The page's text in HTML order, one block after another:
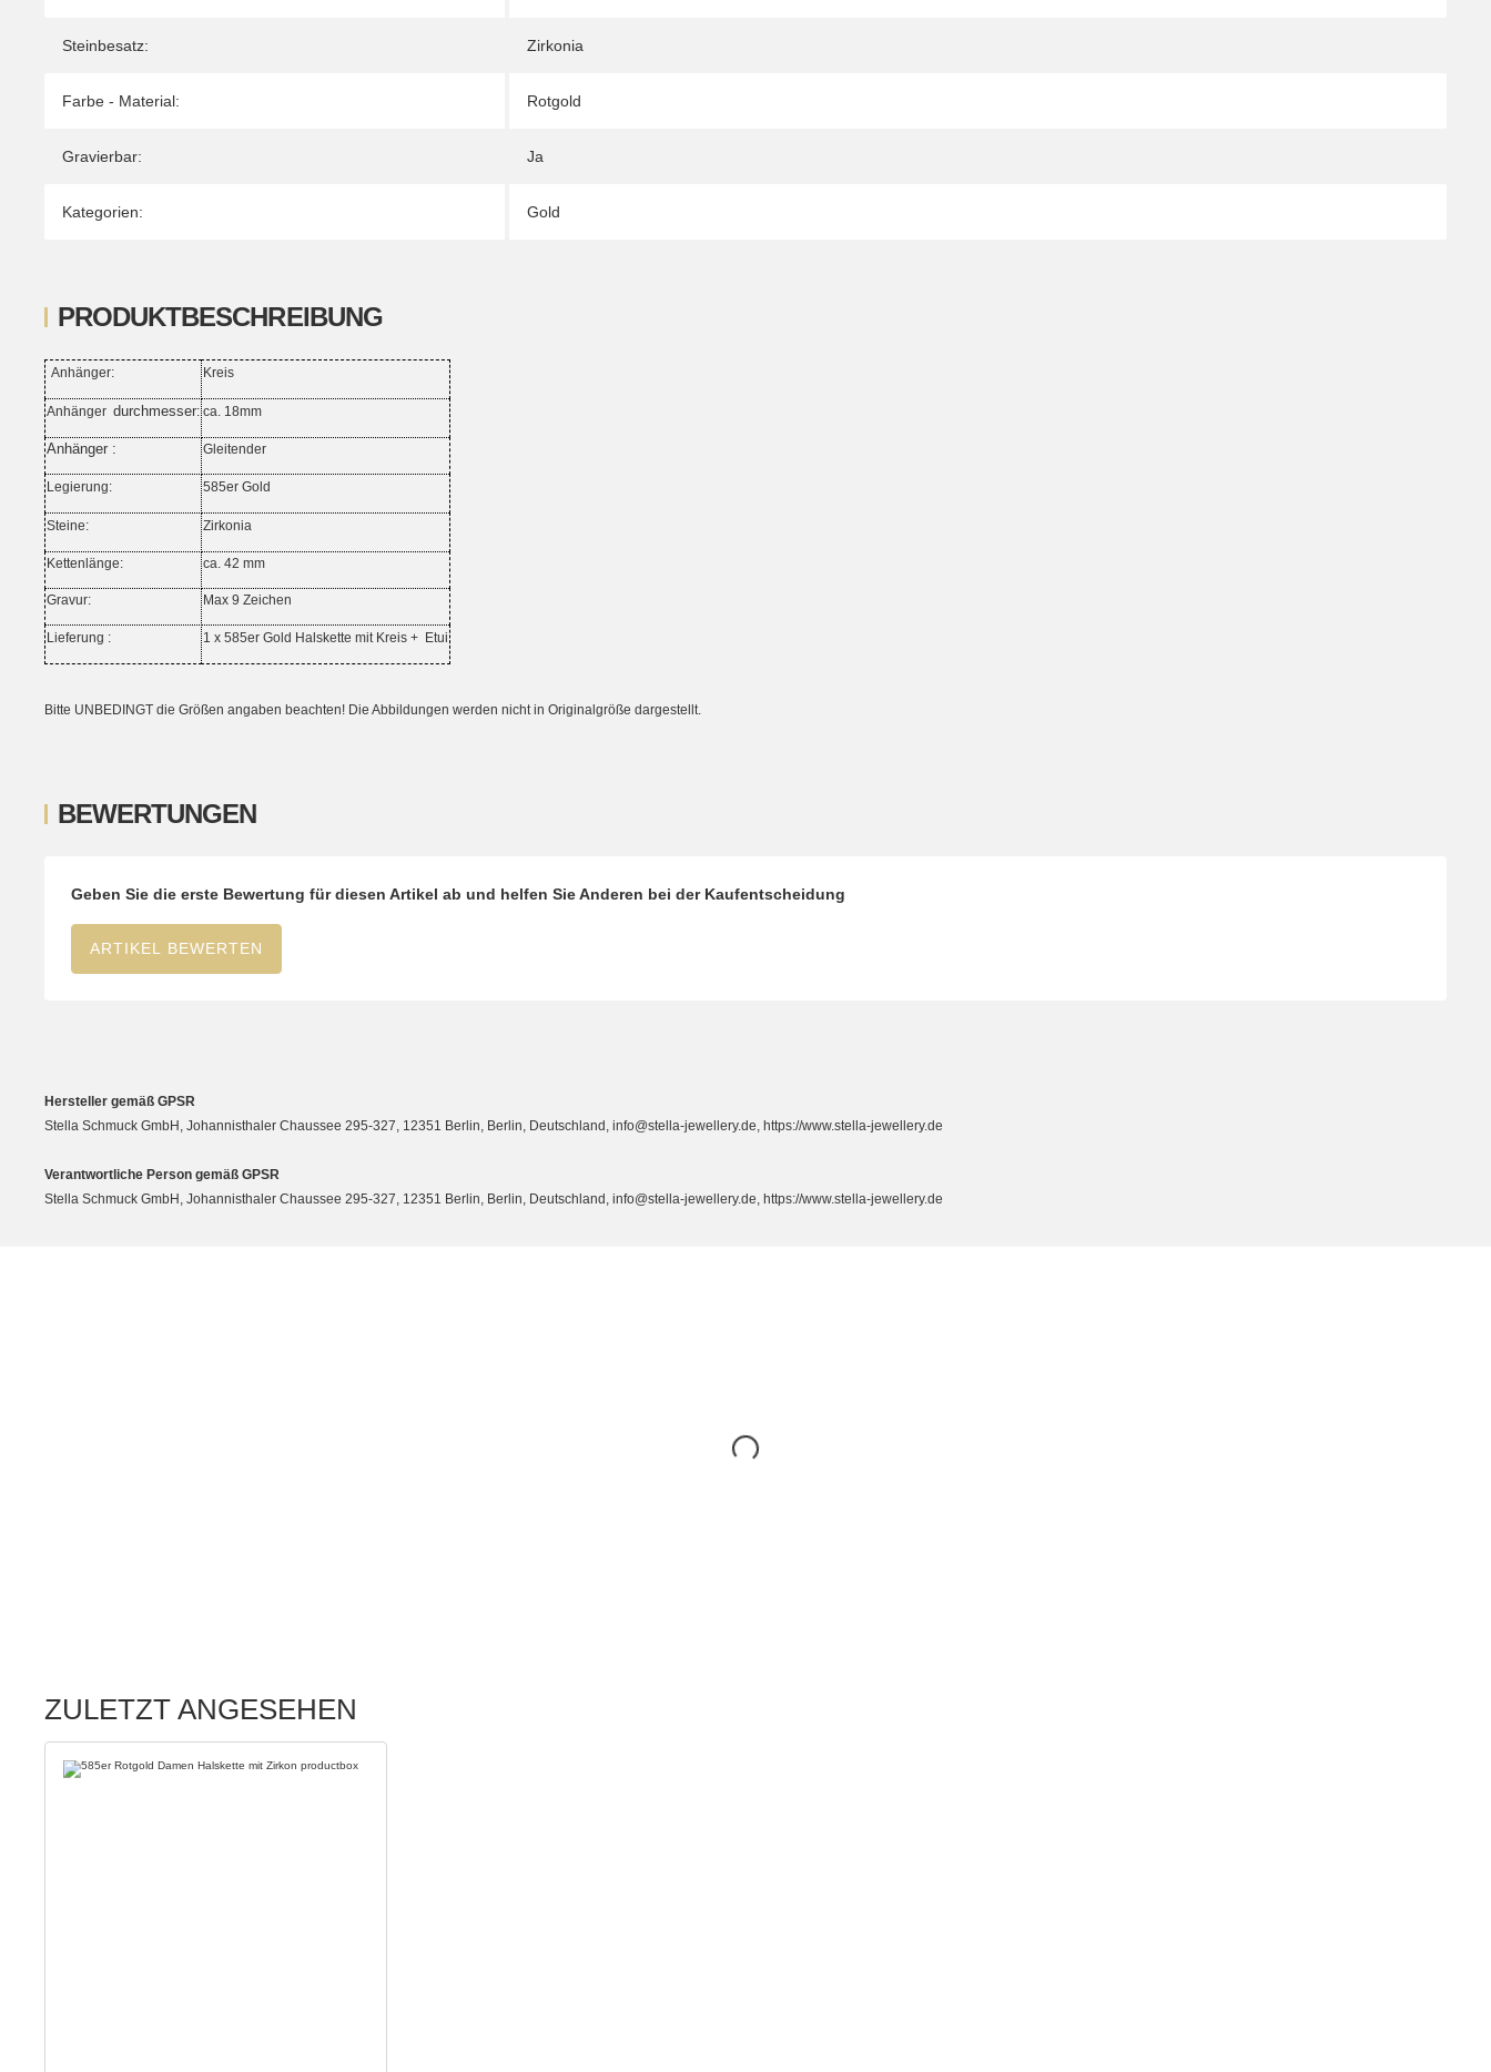
Steinbesatz: Zirkonia
Farbe - Material: Rotgold
Gravierbar: Ja
Kategorien: Gold
PRODUKTBESCHREIBUNG
Anhänger: Kreis
Anhänger durchmesser: ca. 18mm
Anhänger : Gleitender
Legierung: 585er Gold
Steine: Zirkonia
Kettenlänge: ca. 42 mm
Gravur: Max 9 Zeichen
Lieferung : 1 x 585er Gold Halskette mit Kreis + Etui
Bitte UNBEDINGT die Größen angaben beachten! Die Abbildungen werden nicht in Originalgröße dargestellt.
BEWERTUNGEN
Geben Sie die erste Bewertung für diesen Artikel ab und helfen Sie Anderen bei der Kaufentscheidung
ARTIKEL BEWERTEN
Hersteller gemäß GPSR
Stella Schmuck GmbH, Johannisthaler Chaussee 295-327, 12351 Berlin, Berlin, Deutschland, info@stella-jewellery.de, https://www.stella-jewellery.de
Verantwortliche Person gemäß GPSR
Stella Schmuck GmbH, Johannisthaler Chaussee 295-327, 12351 Berlin, Berlin, Deutschland, info@stella-jewellery.de, https://www.stella-jewellery.de
ZULETZT ANGESEHEN